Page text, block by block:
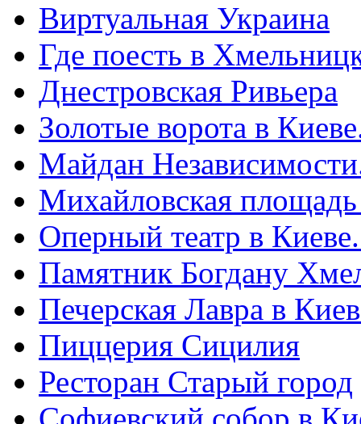
Виртуальная Украина
Где поесть в
Днестровская Ривьера
Золотые ворота в
Майдан
Михайловская
Оперный театр в
Памятник Богдану
Печерская Лавра в
Пиццерия Сицилия
Ресторан Старый город